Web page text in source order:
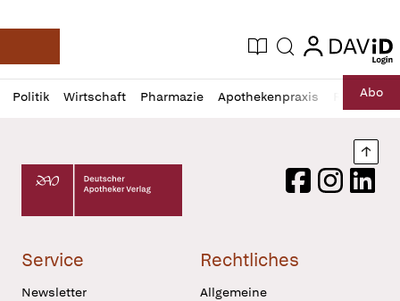
Deutsche Apotheker Zeitung
Aktuelle Ausgabe
Suche login
login
Politik Wirtschaft Pharmazie Apothekenpraxis RechtAbo
Profil
öffnen
Daz
Pur
Deutscher Apotheker Verlag Logo
FacebookInstagram
Service
Newsletter
Rechtliches
Allgemeine